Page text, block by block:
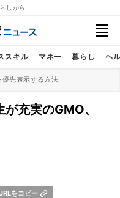
しから
スキル マネー 暮らし ヘ
先表示する方法
充実のGMO、
をコピー